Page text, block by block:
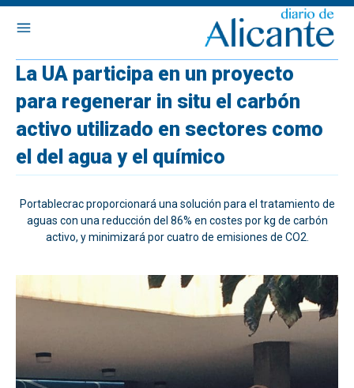
La UA participa en un proyecto
para regenerar in situ el carbón
activo utilizado en sectores como
el del agua y el químico
Portablecrac proporcionará una solución para el tratamiento de
aguas con una reducción del 86% en costes por kg de carbón
activo, y minimizará por cuatro de emisiones de CO2.